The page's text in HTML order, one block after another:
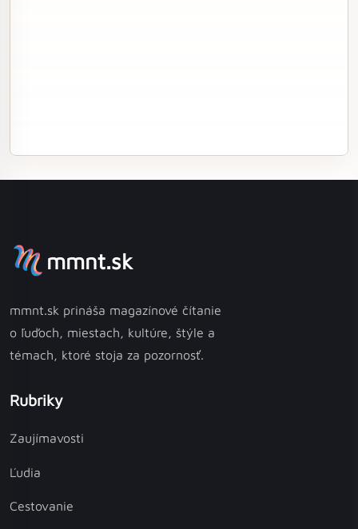
mmnt.sk
mmnt.sk prináša magazínové čítanie
o ľuďoch, miestach, kultúre, štýle a
témach, ktoré stoja za pozornosť.
Rubriky
Zaujímavosti
Ľudia
Cestovanie